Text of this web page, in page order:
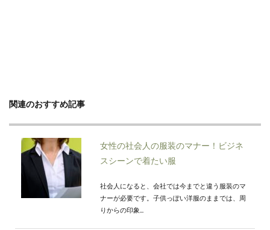
関連のおすすめ記事
女性の社会人の服装のマナー！ビジネ
スシーンで着たい服
社会人になると、会社では今までと違う服装のマ
ナーが必要です。子供っぽい洋服のままでは、周
りからの印象...